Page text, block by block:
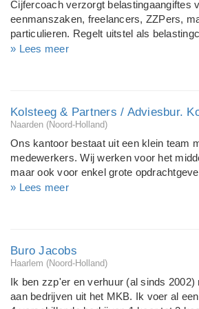
particulier. Tevens ondersteunen wij
aantrekken van financieel talent. Wij zijn
Cijfercoach verzorgt belastingaangiftes
eenmanszaken, freelancers, ZZPers,
particulieren. Regelt uitstel als
592936). Helpt starters bij de eerste
belastingzaken. Adviseert bij BTW-
aanvragen lening- en
boekhoudprogramma's, aanvraag VAR
lastige situaties (dwangbevel,
u weer op weg en begeleid u weer terug
de rust. Cijfercoach is boekhouder,
administratiekantoor
» Lees meer
Kolsteeg & Partners / Adviesbur.
Naarden (Noord-Holland)
Ons kantoor bestaat uit een klein team
medewerkers. Wij werken voor het
maar ook voor enkel grote
streven naar een prettig contact met
laagdrempelig werken. Wij nemen
administratieve zorg uit handen, waarin
kantoor, en het uiteindelijke
wij een breed dienstenpakket door
hypotheken, verzekeringen en
daarom graag uit voor een vrijblijvend
» Lees meer
Buro Jacobs
Haarlem (Noord-Holland)
Ik ben zzp'er en verhuur (al sinds 2002)
aan bedrijven uit het MKB. Ik voer al